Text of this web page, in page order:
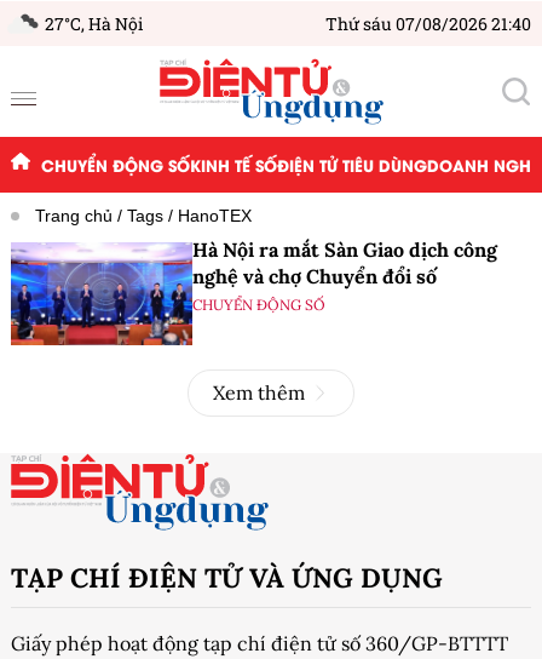
27°C,Hà Nội Thứ sáu 07/08/2026 21:40
CHUYỂN ĐỘNG SỐKINH TẾ SỐĐIỆN TỬ TIÊU DÙNGDOANH
Trang chủ Tags HanoTEX
Hà Nội ra mắt Sàn Giao dịch công
nghệ và chợ Chuyển đổi số
CHUYỂN ĐỘNG SỐ
Xem thêm
TẠP CHÍ ĐIỆN TỬ VÀ ỨNG DỤNG
Giấy phép hoạt động tạp chí điện tử số 360/GP-BTTTT